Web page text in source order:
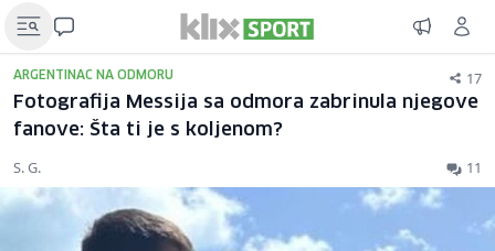
ARGENTINAC NA ODMORU 17
Fotografija Messija sa odmora zabrinula njegove
fanove: Šta ti je s koljenom?
S. G. 11